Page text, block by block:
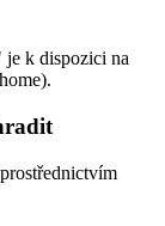
k dispozici na